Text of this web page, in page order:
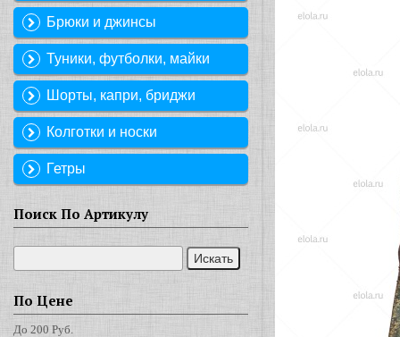
Брюки и джинсы
Туники, футболки, майки
Шорты, капри, бриджи
Колготки и носки
Гетры
Поиск По Артикулу
По Цене
До 200 Руб.